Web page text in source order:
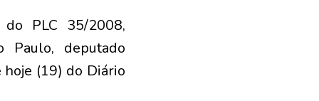
PLC 35/2008,
Paulo, deputado
hoje (19) do Diário